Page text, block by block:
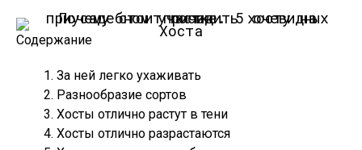
Хоста
Содержание
За ней легко ухаживать
Разнообразие сортов
Хосты отлично растут в тени
Хосты отлично разрастаются